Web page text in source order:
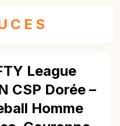
League
CSP Dorée –
Homme